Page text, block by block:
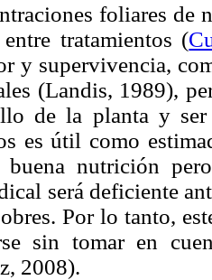
foliares de
tratamientos (
y supervivencia,
(Landis, 1989),
de la planta y
es útil como
buena nutrición
será deficiente
Por lo tanto,
sin tomar en
2008).